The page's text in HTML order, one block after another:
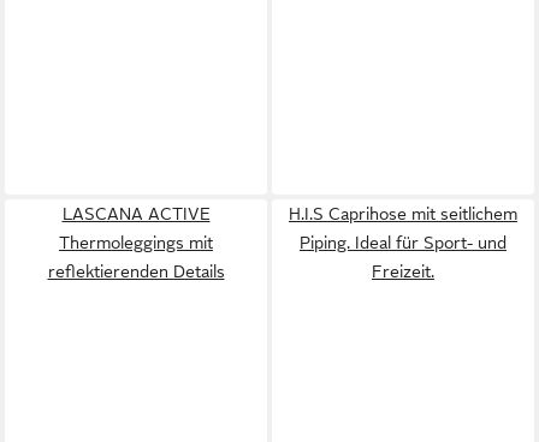
LASCANA ACTIVE
Thermoleggings mit
reflektierenden Details
H.I.S Caprihose mit seitlichem
Piping. Ideal für Sport- und
Freizeit.